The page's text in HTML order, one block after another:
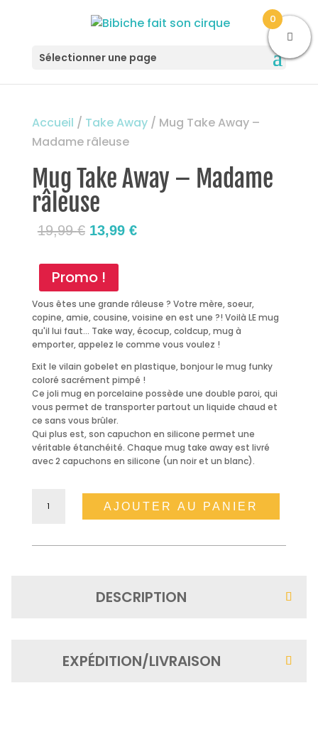
Sélectionner une page
Accueil / Take Away/ Mug Take Away –
Madame râleuse
Mug Take Away – Madame
râleuse
19,99€ Le
initial
était :
19,99 €.
13,99 €Le
13,99 €.
Promo !
Vous êtes une grande râleuse ? Votre mère, soeur,
copine, amie, cousine, voisine en est une ?! Voilà LE mug
qu'il lui faut... Take way, écocup, coldcup, mug à
emporter, appelez le comme vous voulez !
Exit le vilain gobelet en plastique, bonjour le mug funky
coloré sacrément pimpé !
Ce joli mug en porcelaine possède une double paroi, qui
vous permet de transporter partout un liquide chaud et
ce sans vous brûler.
Qui plus est, son capuchon en silicone permet une
véritable étanchéité. Chaque mug take away est livré
avec 2 capuchons en silicone (un noir et un blanc).
-
AJOUTER AU PANIER
DESCRIPTION
EXPÉDITION/LIVRAISON
0